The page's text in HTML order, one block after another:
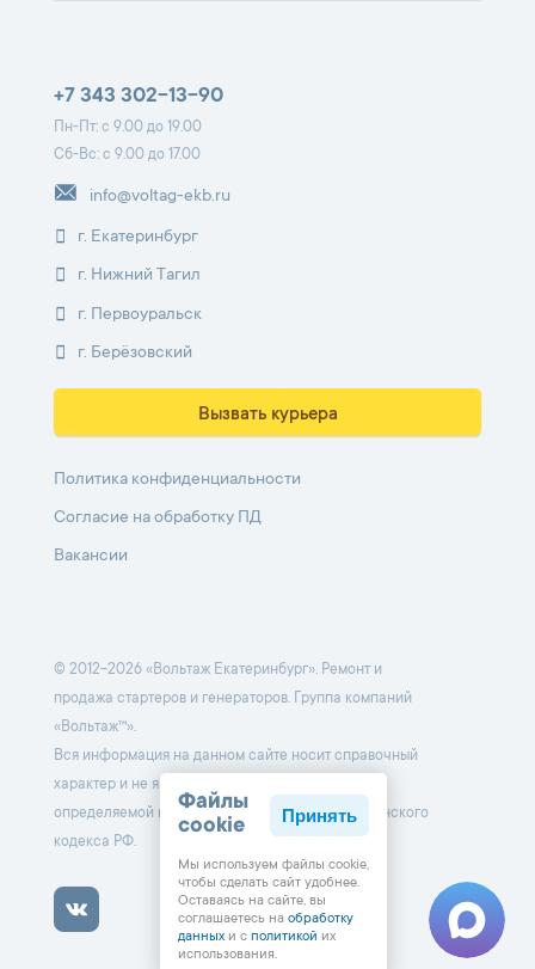
+7 343 302-13-90
Пн-Пт: с 9.00 до 19.00
Сб-Вс: с 9.00 до 17.00
info@voltag-ekb.ru
г. Екатеринбург
г. Нижний Тагил
г. Первоуральск
г. Берёзовский
Вызвать курьера
Политика конфиденциальности
Согласие на обработку ПД
Вакансии
© 2012-2026 «Вольтаж Екатеринбург». Ремонт и
продажа стартеров и генераторов. Группа компаний
«Вольтаж™».
Вся информация на данном сайте носит справочный
характер и не является публичной офертой,
определяемой положениями Статьи 437 Гражданского
кодекса РФ.
Файлы
cookie
Принять
Мы используем файлы cookie,
чтобы cделать сайт удобнее.
Оставаясь на сайте, вы
соглашаетесь наобработку
данных и сполитикой их
использования.